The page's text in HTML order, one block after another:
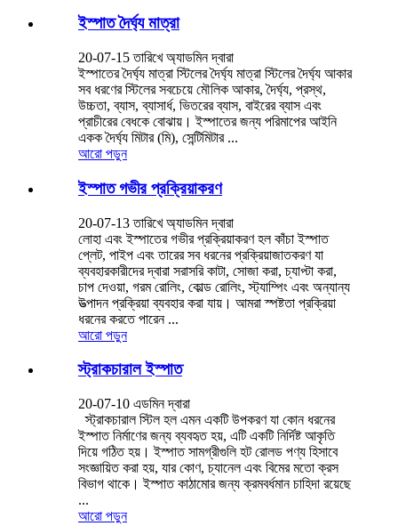
ইস্পাত দৈর্ঘ্য মাত্রা
20-07-15 তারিখে অ্যাডমিন দ্বারা
ইস্পাতের দৈর্ঘ্য মাত্রা স্টিলের দৈর্ঘ্য মাত্রা স্টিলের দৈর্ঘ্য আকার
সব ধরণের স্টিলের সবচেয়ে মৌলিক আকার, দৈর্ঘ্য, প্রস্থ,
উচ্চতা, ব্যাস, ব্যাসার্ধ, ভিতরের ব্যাস, বাইরের ব্যাস এবং
প্রাচীরের বেধকে বোঝায়। ইস্পাতের জন্য পরিমাপের আইনি
একক দৈর্ঘ্য মিটার (মি), সেন্টিমিটার ...
আরো পড়ুন
ইস্পাত গভীর প্রক্রিয়াকরণ
20-07-13 তারিখে অ্যাডমিন দ্বারা
লোহা এবং ইস্পাতের গভীর প্রক্রিয়াকরণ হল কাঁচা ইস্পাত
প্লেট, পাইপ এবং তারের সব ধরনের প্রক্রিয়াজাতকরণ যা
ব্যবহারকারীদের দ্বারা সরাসরি কাটা, সোজা করা, চ্যাপ্টা করা,
চাপ দেওয়া, গরম রোলিং, কোল্ড রোলিং, স্ট্যাম্পিং এবং অন্যান্য
উত্পাদন প্রক্রিয়া ব্যবহার করা যায়। আমরা স্পষ্টতা প্রক্রিয়া
ধরনের করতে পারেন ...
আরো পড়ুন
স্ট্রাকচারাল ইস্পাত
20-07-10 এডমিন দ্বারা
স্ট্রাকচারাল স্টিল হল এমন একটি উপকরণ যা কোন ধরনের
ইস্পাত নির্মাণের জন্য ব্যবহৃত হয়, এটি একটি নির্দিষ্ট আকৃতি
দিয়ে গঠিত হয়। ইস্পাত সামগ্রীগুলি হট রোলড পণ্য হিসাবে
সংজ্ঞায়িত করা হয়, যার কোণ, চ্যানেল এবং বিমের মতো ক্রস
বিভাগ থাকে। ইস্পাত কাঠামোর জন্য ক্রমবর্ধমান চাহিদা রয়েছে
...
আরো পড়ুন